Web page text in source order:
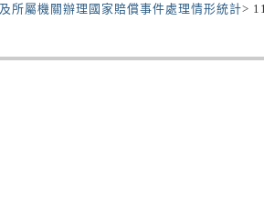
所屬機關辦理國家賠償事件處理情形統計>